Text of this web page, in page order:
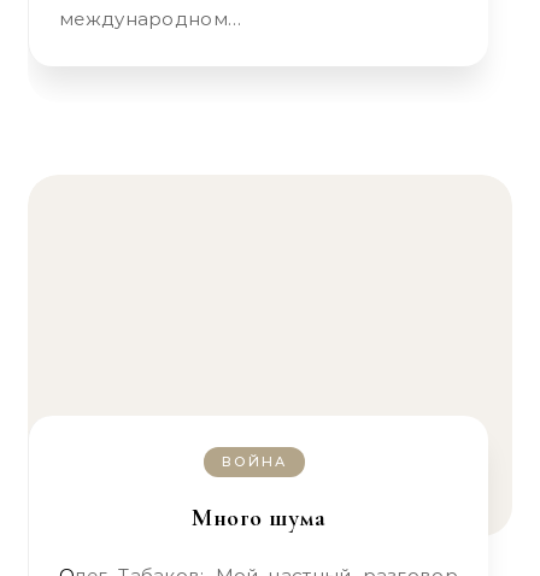
международном…
ВОЙНА
Много шума